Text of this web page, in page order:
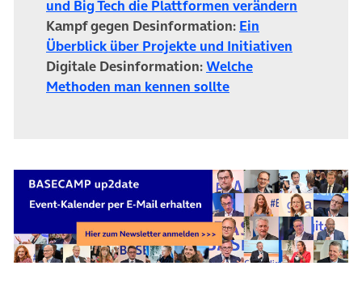
und Big Tech die Plattformen verändern
Kampf gegen Desinformation: Ein
Überblick über Projekte und Initiativen
Digitale Desinformation:Welche
Methoden man kennen sollte(öffnet in neuem